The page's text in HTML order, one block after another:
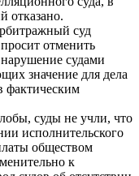
отказано.
суд
отменить
судами
значение для дела
фактическим
суды не учли, что
исполнительского
обществом
к